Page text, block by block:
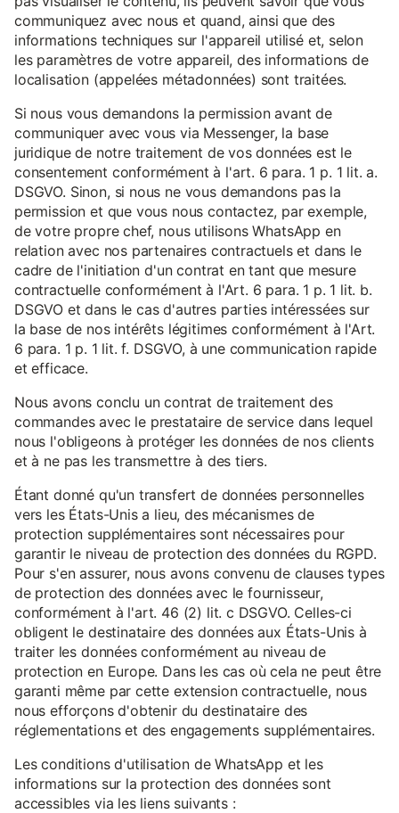
communiquez avec nous et quand, ainsi que des
informations techniques sur l'appareil utilisé et, selon
les paramètres de votre appareil, des informations de
localisation (appelées métadonnées) sont traitées.
Si nous vous demandons la permission avant de
communiquer avec vous via Messenger, la base
juridique de notre traitement de vos données est le
consentement conformément à l'art. 6 para. 1 p. 1 lit. a.
DSGVO. Sinon, si nous ne vous demandons pas la
permission et que vous nous contactez, par exemple,
de votre propre chef, nous utilisons WhatsApp en
relation avec nos partenaires contractuels et dans le
cadre de l'initiation d'un contrat en tant que mesure
contractuelle conformément à l'Art. 6 para. 1 p. 1 lit. b.
DSGVO et dans le cas d'autres parties intéressées sur
la base de nos intérêts légitimes conformément à l'Art.
6 para. 1 p. 1 lit. f. DSGVO, à une communication rapide
et efficace.
Nous avons conclu un contrat de traitement des
commandes avec le prestataire de service dans lequel
nous l'obligeons à protéger les données de nos clients
et à ne pas les transmettre à des tiers.
Étant donné qu'un transfert de données personnelles
vers les États-Unis a lieu, des mécanismes de
protection supplémentaires sont nécessaires pour
garantir le niveau de protection des données du RGPD.
Pour s'en assurer, nous avons convenu de clauses types
de protection des données avec le fournisseur,
conformément à l'art. 46 (2) lit. c DSGVO. Celles-ci
obligent le destinataire des données aux États-Unis à
traiter les données conformément au niveau de
protection en Europe. Dans les cas où cela ne peut être
garanti même par cette extension contractuelle, nous
nous efforçons d'obtenir du destinataire des
réglementations et des engagements supplémentaires.
Les conditions d'utilisation de WhatsApp et les
informations sur la protection des données sont
accessibles via les liens suivants :